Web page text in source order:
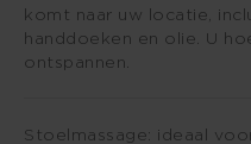
komt naar uw locatie,
handdoeken en olie. U
ontspannen.
Stoelmassage: ideaal